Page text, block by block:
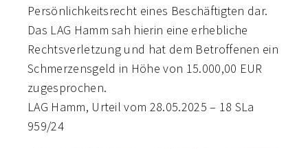
Persönlichkeitsrecht eines Beschäftigten dar.
Das LAG Hamm sah hierin eine erhebliche
Rechtsverletzung und hat dem Betroffenen ein
Schmerzensgeld in Höhe von 15.000,00 EUR
zugesprochen.
LAG Hamm, Urteil vom 28.05.2025 – 18 SLa
959/24